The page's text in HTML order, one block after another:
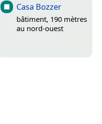
Casa Bozzer
bâtiment, 190 mètres
au nord-ouest